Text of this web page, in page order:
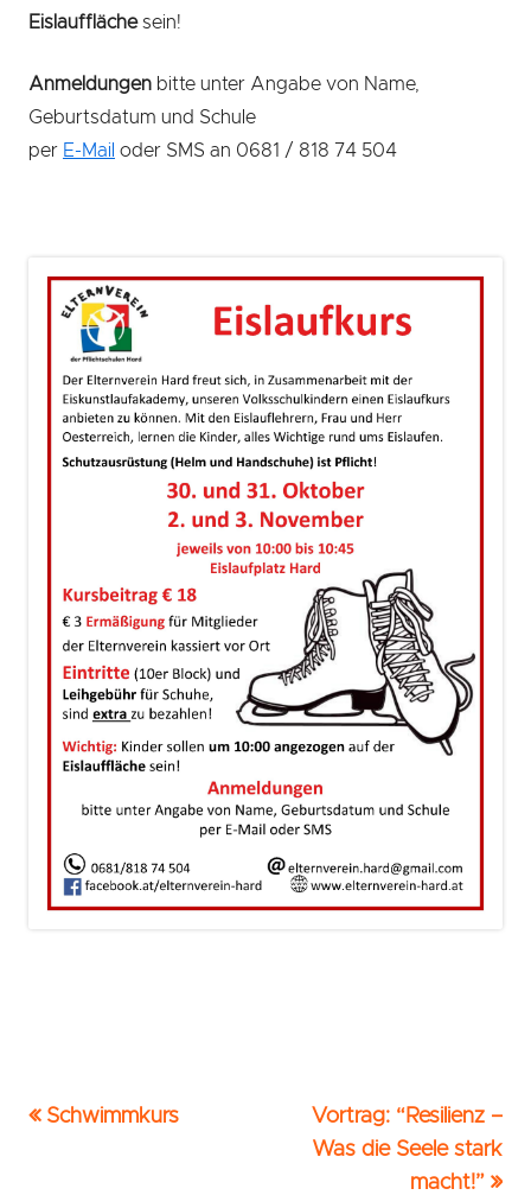
Eislaufflächesein!
Anmeldungen bitte unter Angabe von Name,
Geburtsdatum und Schule
per E-Mail oder SMS an 0681 / 818 74 504
Beitrags-
Vorheriger
Schwimmkurs
Nächster
Beitrag
Vortrag: “Resilienz –
Was die Seele stark
macht!”